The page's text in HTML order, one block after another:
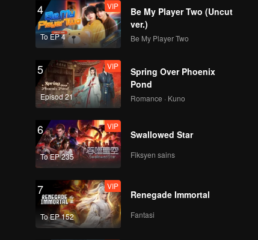
143
VIP
144
VIP
145
VIP
147
VIP
148
149
VIP
150
4
To EP 4
VIP
Be My Player Two (Uncut
ver.)
Be My Player Two
5
Episod 21
VIP
Spring Over Phoenix
Pond
Romance · Kuno
6
To EP 235
VIP
Swallowed Star
Fiksyen sains
7
To EP 152
VIP
Renegade Immortal
Fantasi